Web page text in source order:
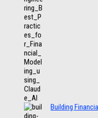
Building